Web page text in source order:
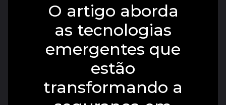
O artigo aborda
as tecnologias
emergentes que
estão
transformando a